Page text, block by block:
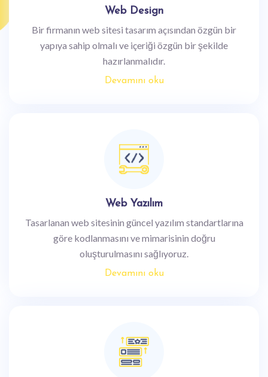
Web Design
Bir firmanın web sitesi tasarım açısından özgün bir
yapıya sahip olmalı ve içeriği özgün bir şekilde
hazırlanmalıdır.
Devamını oku
Web Yazılım
Tasarlanan web sitesinin güncel yazılım standartlarına
göre kodlanmasını ve mimarisinin doğru
oluşturulmasını sağlıyoruz.
Devamını oku